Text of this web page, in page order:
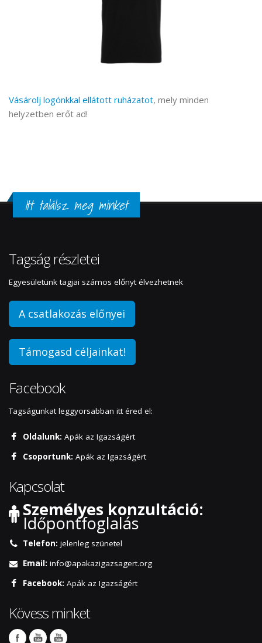
Vásárolj logónkkal ellátott ruházatot, mely minden
helyzetben erőt ad!
Itt találsz meg minket
Tagság részletei
Egyesületünk tagjai számos előnyt élvezhetnek
A csatlakozás előnyei
Támogasd céljainkat!
Facebook
Tagságunkat leggyorsabban itt éred el:
Oldalunk: Apák az Igazságért
Csoportunk: Apák az Igazságért
Kapcsolat
Személyes konzultáció:
Időpontfoglalás
Telefon: jelenleg szünetel
Email: info@apakazigazsagert.org
Facebook: Apák az Igazságért
Kövess minket